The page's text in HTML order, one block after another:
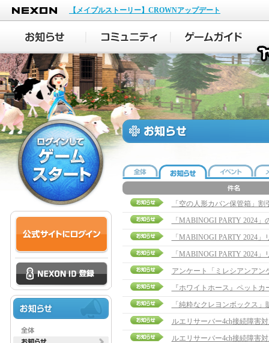
NEXON
【メイプルストーリー】CROWNアップデート
「空の人形カバン保管箱」
「MABINOGI PARTY 2024
「MABINOGI PARTY 2024
「MABINOGI PARTY 2024
アンケート「ミレシアンアン
『ホワイトホース』ペット
「純粋なクレヨンボックス
ルエリサーバー4ch接続障害
ルエリサーバー4ch接続障害